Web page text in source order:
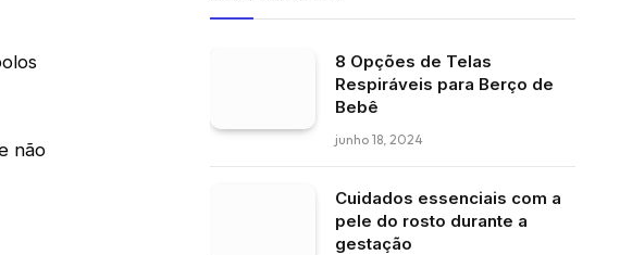
não
8 Opções de Telas
Respiráveis para Berço de
Bebê
junho 18, 2024
Cuidados essenciais com a
pele do rosto durante a
gestação